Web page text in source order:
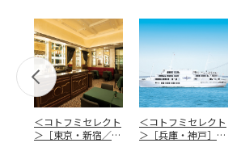
＜コトフミセレクト
＞［東京・新宿／愛
＜コトフミセレクト
＞［兵庫・神戸］Ｔ